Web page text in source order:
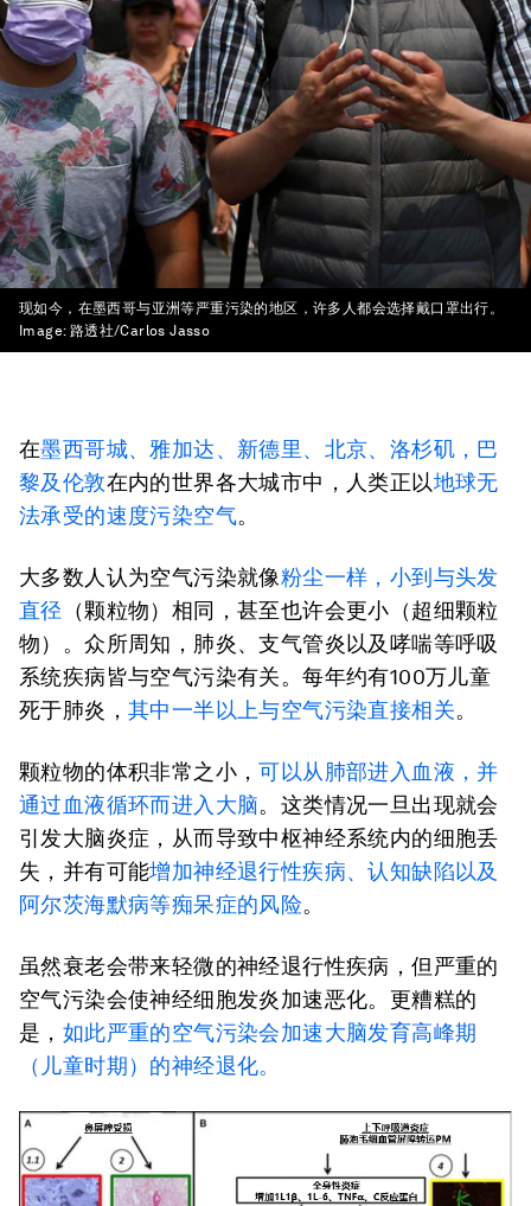
现如今，在墨西哥与亚洲等严重污染的地区，许多人都会选择戴口罩出行。
Image: 路透社/Carlos Jasso
在墨西哥城、雅加达、新德里、北京、洛杉矶，巴
黎及伦敦在内的世界各大城市中，人类正以地球无
法承受的速度污染空气。
大多数人认为空气污染就像粉尘一样，小到与头发
直径 （颗粒物）相同，甚至也许会更小（超细颗粒
物）。众所周知，肺炎、支气管炎以及哮喘等呼吸
系统疾病皆与空气污染有关。每年约有100万儿童
死于肺炎， 其中一半以上与空气污染直接相关。
颗粒物的体积非常之小，可以从肺部进入血液，并
通过血液循环而进入大脑。这类情况一旦出现就会
引发大脑炎症，从而导致中枢神经系统内的细胞丢
失，并有可能增加神经退行性疾病、认知缺陷以及
阿尔茨海默病等痴呆症的风险。
虽然衰老会带来轻微的神经退行性疾病，但严重的
空气污染会使神经细胞发炎加速恶化。更糟糕的
是， 如此严重的空气污染会加速大脑发育高峰期
（儿童时期）的神经退化。